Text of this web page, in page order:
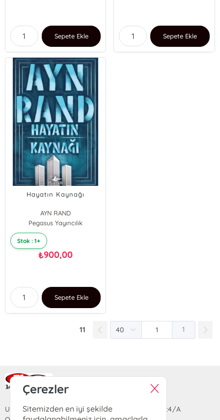
Sepete Ekle Sepete Ekle
Hayatın Kaynağı
AYN RAND
Pegasus Yayıncılık
Stok : 1+
₺900,00
Sepete Ekle
11 1
Ra Yayın Kitabevi
Uzun Sokak Saray Çarşısı Lara Sineması Girişi No:4/A
Çerezler
Sitemizden en iyi şekilde